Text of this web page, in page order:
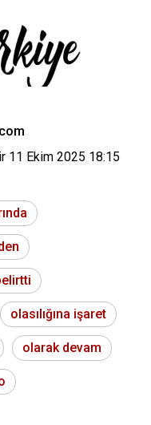
11 Ekim 2025 18:15
olasılığına işaret
olarak devam